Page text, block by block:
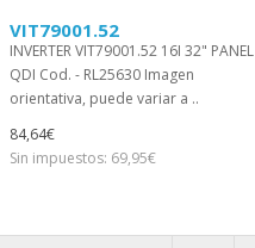
VIT79001.52
INVERTER VIT79001.52 16I 32" PANEL
QDI Cod. - RL25630 Imagen
orientativa, puede variar a ..
84,64€
Sin impuestos: 69,95€